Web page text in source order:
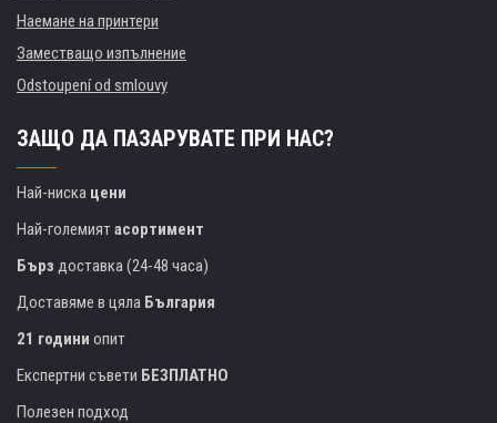
Наемане на принтери
Заместващо изпълнение
Odstoupení od smlouvy
ЗАЩО ДА ПАЗАРУВАТЕ ПРИ НАС?
Най-ниска цени
Най-големиятасортимент
Бърз доставка (24-48 часа)
Доставяме в цяла България
21 години опит
Експертни съвети БЕЗПЛАТНО
Полезен подход